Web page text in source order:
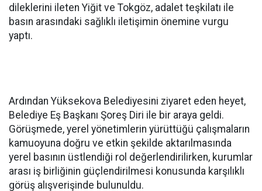
dileklerini ileten Yiğit ve Tokgöz, adalet teşkilatı ile
basın arasındaki sağlıklı iletişimin önemine vurgu
yaptı.
Ardından Yüksekova Belediyesini ziyaret eden heyet,
Belediye Eş Başkanı Şoreş Diri ile bir araya geldi.
Görüşmede, yerel yönetimlerin yürüttüğü çalışmaların
kamuoyuna doğru ve etkin şekilde aktarılmasında
yerel basının üstlendiği rol değerlendirilirken, kurumlar
arası iş birliğinin güçlendirilmesi konusunda karşılıklı
görüş alışverişinde bulunuldu.